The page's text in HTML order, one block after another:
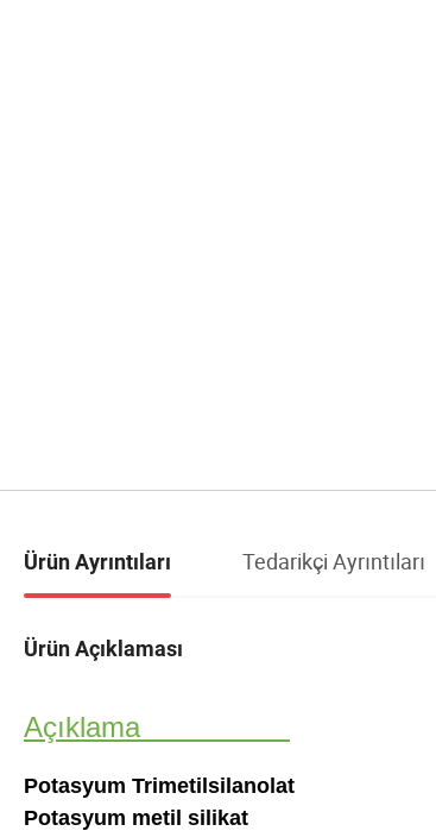
Ürün Ayrıntıları Tedarikçi Ayrıntıları
Ürün Açıklaması
Açıklama
Potasyum Trimetilsilanolat
Potasyum metil silikat